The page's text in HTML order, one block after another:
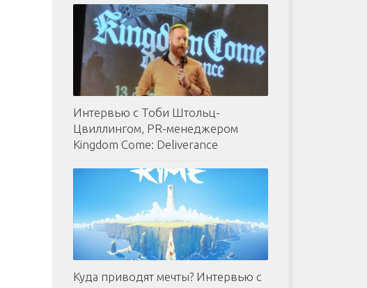
Интервью с Тоби Штольц-
Цвиллингом, PR-менеджером
Kingdom Come: Deliverance
Куда приводят мечты? Интервью с